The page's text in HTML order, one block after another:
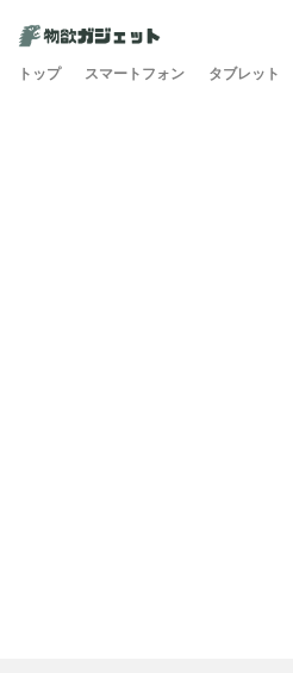
トップ スマートフォン タブレット
カテゴリー